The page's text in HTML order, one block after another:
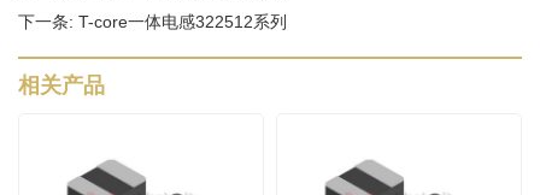
下一条: T-core一体电感322512系列
相关产品